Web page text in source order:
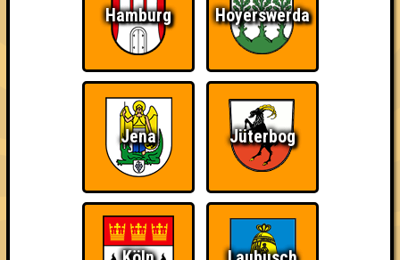
1. Rhababer Barbaren
12
2. Stammzebra
14 8 30
Hamburg Hoyerswerda
Jena Jüterbog